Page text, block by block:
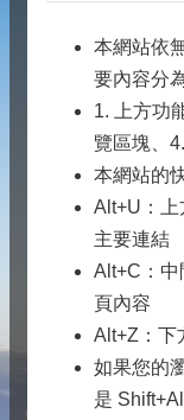
本網站依
要內容分
1. 上方功
覽區塊、
本網站的
Alt+U：上
主要連結
Alt+C：中
頁內容
Alt+Z：下
如果您的
是